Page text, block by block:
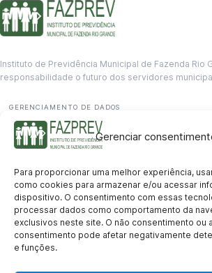
Gerenciar
Para proporcionar uma melhor experiência,
como cookies para armazenar e/ou acessar
dispositivo. O consentimento com essas
processar dados como comportamento da
exclusivos neste site. O não consentimento ou
consentimento pode afetar negativamente
e funções.
Instituto de Previdência Municipal de Fazenda Rio
responsabilidade o futuro dos servidores
GERENCIAMENTO DE DADOS
Departamento de informação
contato@fazprev.pr.gov.br
(41) 3995-2146
Serviços
Aposentadoria Pensão por Morte Benefício por
Holerite Online Protocolo Online
Transparência
Portal da Transparência